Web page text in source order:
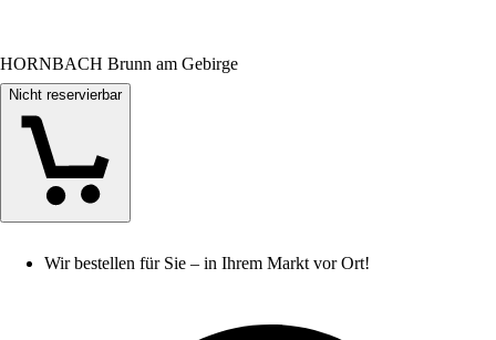
HORNBACH Brunn am Gebirge
Nicht reservierbar
Wir bestellen für Sie – in Ihrem Markt vor Ort!